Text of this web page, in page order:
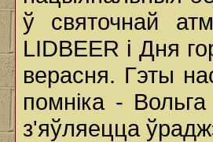
ў святочнай
LIDBEER і Дня
верасня. Гэты
помніка -
з'яўляецца